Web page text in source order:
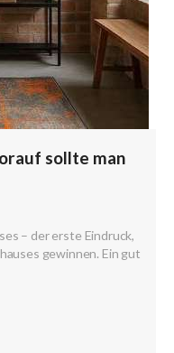
sollte man
– der erste Eindruck,
gewinnen. Ein gut